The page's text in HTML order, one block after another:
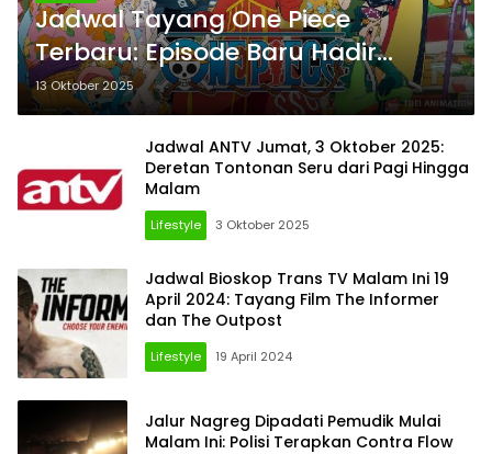
Jadwal Tayang One Piece
Terbaru: Episode Baru Hadir
Setiap Minggu Malam
13 Oktober 2025
Jadwal ANTV Jumat, 3 Oktober 2025:
Deretan Tontonan Seru dari Pagi Hingga
Malam
Lifestyle 3 Oktober 2025
Jadwal Bioskop Trans TV Malam Ini 19
April 2024: Tayang Film The Informer
dan The Outpost
Lifestyle 19 April 2024
Jalur Nagreg Dipadati Pemudik Mulai
Malam Ini: Polisi Terapkan Contra Flow